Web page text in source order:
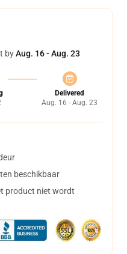
byAug. 16 - Aug. 23
Delivered
Aug. 16 - Aug. 23
beschikbaar
product niet wordt